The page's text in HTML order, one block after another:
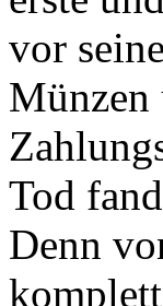
vor
Münzen
Tod
Denn